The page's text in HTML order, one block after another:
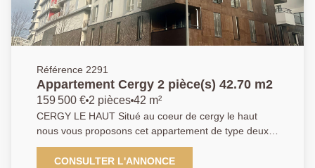
Référence 2291
Appartement Cergy 2 pièce(s) 42.70 m2
159 500 € 2 pièces 42 m²
CERGY LE HAUT Situé au coeur de cergy le haut
nous vous proposons cet appartement de type deux
pièces offrant : une entrée donnant sur un séjour
spacieux, une cuisine ouverte équipée parfaite pour
CONSULTER L'ANNONCE